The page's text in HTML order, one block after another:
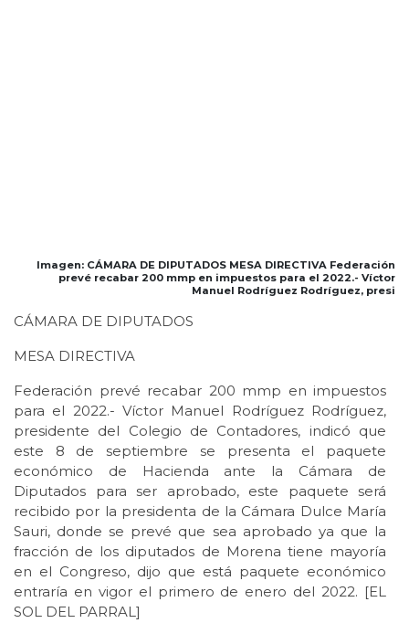
Imagen: CÁMARA DE DIPUTADOS MESA DIRECTIVA Federación
prevé recabar 200 mmp en impuestos para el 2022.- Víctor
Manuel Rodríguez Rodríguez, presi
CÁMARA DE DIPUTADOS
MESA DIRECTIVA
Federación prevé recabar 200 mmp en impuestos
para el 2022.- Víctor Manuel Rodríguez Rodríguez,
presidente del Colegio de Contadores, indicó que
este 8 de septiembre se presenta el paquete
económico de Hacienda ante la Cámara de
Diputados para ser aprobado, este paquete será
recibido por la presidenta de la Cámara Dulce María
Sauri, donde se prevé que sea aprobado ya que la
fracción de los diputados de Morena tiene mayoría
en el Congreso, dijo que está paquete económico
entraría en vigor el primero de enero del 2022. [EL
SOL DEL PARRAL]